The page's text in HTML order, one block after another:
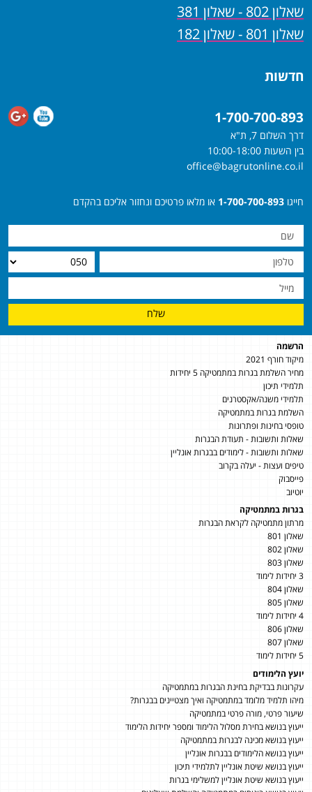
שאלון 802 - שאלון 381
שאלון 801 - שאלון 182
חדשות
1-700-700-893
דרך השלום 7, ת"א
בין השעות 10:00-18:00
office@bagrutonline.co.il
חייגו 1-700-700-893 או מלאו פרטיכם ונחזור אליכם בהקדם
שלח
הרשמה
מיקוד חורף 2021
מחיר השלמת בגרות במתמטיקה 5 יחידות
תלמידי תיכון
תלמידי משנה/אקסטרנים
השלמת בגרות במתמטיקה
טופסי בחינות ופתרונות
שאלות ותשובות - תעודת הבגרות
שאלות ותשובות - לימודים בבגרות אונליין
טיפים ועצות - יעלה בקרוב
פייסבוק
יוטיוב
בגרות במתמטיקה
מרתון מתמטיקה לקראת הבגרות
שאלון 801
שאלון 802
שאלון 803
3 יחידות לימוד
שאלון 804
שאלון 805
4 יחידות לימוד
שאלון 806
שאלון 807
5 יחידות לימוד
יועץ הלימודים
עקרונות בבדיקת בחינת הבגרות במתמטיקה
מיהו תלמיד מלומד במתמטיקה ואיך מצטיינים בבגרות?
שיעור פרטי, מורה פרטי במתמטיקה
ייעוץ בנושא בחירת מסלול הלימוד ומספר יחידות הלימוד
ייעוץ בנושא מכינה לבגרות במתמטיקה
ייעוץ בנושא הלימודים בבגרות אונליין
ייעוץ בנושא שיטת אונליין לתלמידי תיכון
ייעוץ בנושא שיטת אונליין למשלימי בגרות